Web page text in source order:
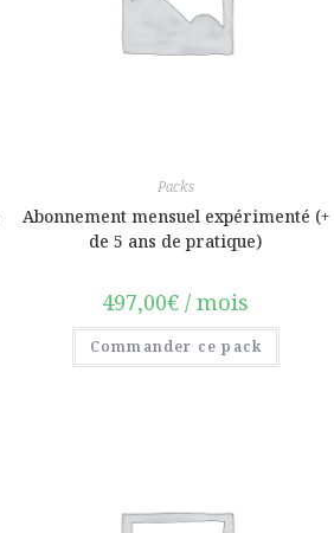
Packs
Abonnement mensuel expérimenté (+
de 5 ans de pratique)
497,00€ / mois
Commander ce pack